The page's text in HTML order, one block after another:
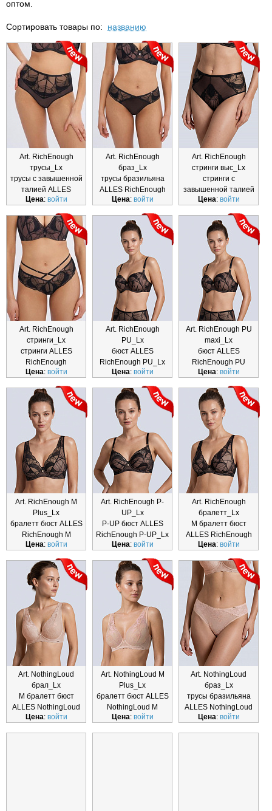
оптом.
Сортировать товары по: названию
Art. RichEnough
трусы_Lx
трусы с завышенной
талией ALLES
RichEnough трусы_Lx
Цена: войти
Art. RichEnough
браз_Lx
трусы бразильяна
ALLES RichEnough
браз_Lx
Цена: войти
Art. RichEnough
стринги выс_Lx
стринги с
завышенной талией
ALLES RichEnough
стринги выс_L
Цена: войти
Art. RichEnough
стринги_Lx
стринги ALLES
RichEnough
стринги_Lx
Цена: войти
Art. RichEnough
PU_Lx
бюст ALLES
RichEnough PU_Lx
Цена: войти
Art. RichEnough PU
maxi_Lx
бюст ALLES
RichEnough PU
maxi_Lx
Цена: войти
Art. RichEnough M
Plus_Lx
бралетт бюст ALLES
RichEnough M
Plus_Lx
Цена: войти
Art. RichEnough P-
UP_Lx
P-UP бюст ALLES
RichEnough P-UP_Lx
Цена: войти
Art. RichEnough
бралетт_Lx
M бралетт бюст
ALLES RichEnough
бралетт_Lx
Цена: войти
Art. NothingLoud
брал_Lx
M бралетт бюст
ALLES NothingLoud
брал_Lx
Цена: войти
Art. NothingLoud M
Plus_Lx
бралетт бюст ALLES
NothingLoud M
Plus_Lx
Цена: войти
Art. NothingLoud
браз_Lx
трусы бразильяна
ALLES NothingLoud
браз_Lx
Цена: войти